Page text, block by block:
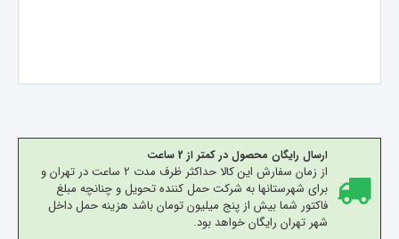
ارسال رایگان محصول در کمتر از 2 ساعت
از زمان سفارش این کالا حداکثر ظرف مدت 2 ساعت در تهران و
برای شهرستانها به شرکت حمل کننده تحویل و چنانچه مبلغ
فاکتور شما بیش از پنج میلیون تومان باشد هزینه حمل داخل
شهر تهران رایگان خواهد بود.